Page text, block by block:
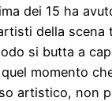
dei 15 ha
della scena
si butta a
momento
artistico, non